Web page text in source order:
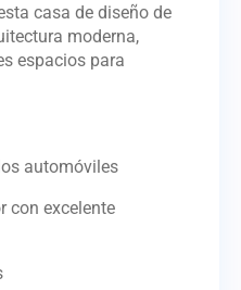
casa de diseño de
moderna,
espacios para
automóviles
con excelente